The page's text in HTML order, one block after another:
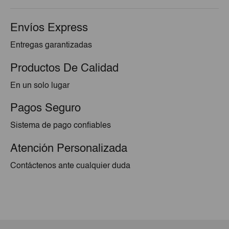
Envíos Express
Entregas garantizadas
Productos De Calidad
En un solo lugar
Pagos Seguro
Sistema de pago confiables
Atención Personalizada
Contáctenos ante cualquier duda